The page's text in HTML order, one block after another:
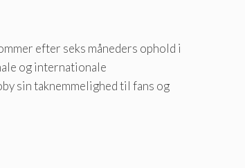
efter seks måneders ophold i
og internationale
sin taknemmelighed til fans og